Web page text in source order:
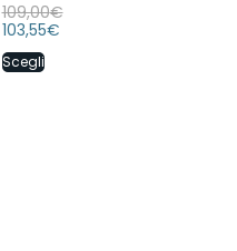
109,00€
103,55€
Scegli